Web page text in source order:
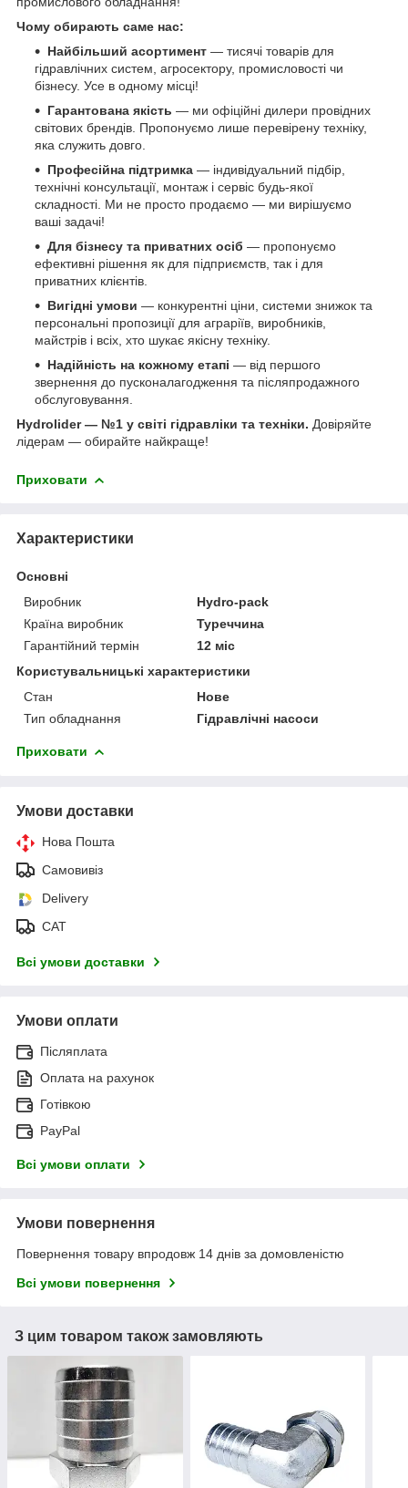
Чому обирають саме нас:
Найбільший асортимент — тисячі товарів для
гідравлічних систем, агросектору, промисловості чи
бізнесу. Усе в одному місці!
Гарантована якість — ми офіційні дилери провідних
світових брендів. Пропонуємо лише перевірену техніку,
яка служить довго.
Професійна підтримка — індивідуальний підбір,
технічні консультації, монтаж і сервіс будь-якої
складності. Ми не просто продаємо — ми вирішуємо
ваші задачі!
Для бізнесу та приватних осіб — пропонуємо
ефективні рішення як для підприємств, так і для
приватних клієнтів.
Вигідні умови — конкурентні ціни, системи знижок та
персональні пропозиції для аграріїв, виробників,
майстрів і всіх, хто шукає якісну техніку.
Надійність на кожному етапі — від першого
звернення до пусконалагодження та післяпродажного
обслуговування.
Hydrolider — №1 у світі гідравліки та техніки. Довіряйте
лідерам — обирайте найкраще!
Приховати
Характеристики
Основні
Виробник
Hydro-pack
Країна виробник
Туреччина
Гарантійний термін
12 міс
Користувальницькі характеристики
Стан
Нове
Тип обладнання
Гідравлічні насоси
Приховати
Умови доставки
Нова Пошта
Самовивіз
Delivery
САТ
Всі умови доставки
Умови оплати
Післяплата
Оплата на рахунок
Готівкою
PayPal
Всі умови оплати
Умови повернення
Повернення товару впродовж 14 днів за домовленістю
Всі умови повернення
З цим товаром також замовляють